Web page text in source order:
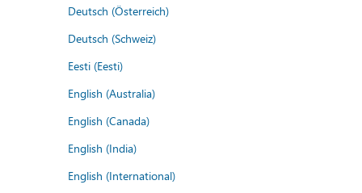
Deutsch (Österreich)
Deutsch (Schweiz)
Eesti (Eesti)
English (Australia)
English (Canada)
English (India)
English (International)